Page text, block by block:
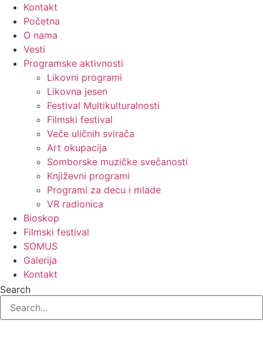
Kontakt
Početna
O nama
Vesti
Programske aktivnosti
Likovni programi
Likovna jesen
Festival Multikulturalnosti
Filmski festival
Veče uličnih svirača
Art okupacija
Somborske muzičke svečanosti
Književni programi
Programi za decu i mlade
VR radionica
Bioskop
Filmski festival
SOMUS
Galerija
Kontakt
Search